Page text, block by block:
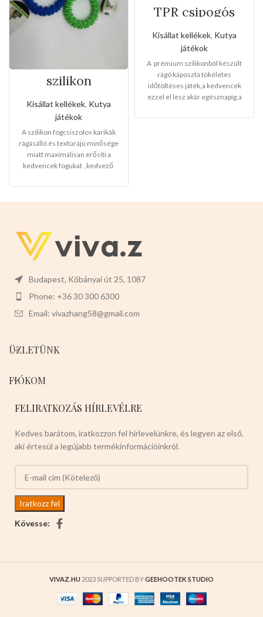
szilikon
karikák
Kisállat kellékek, Kutya
játékok
A szilikon fogcsiszolos karikák
rágásálló és textúrájú minősége
miatt maximálisan erősíti a
kedvencek fogukat ,kedvező
tele rakott autókkal megy haza.
ön nyugodtan a termék magas
minőségét!
TPR csipogós
rágó káposzta
játék
Kisállat kellékek, Kutya
játékok
A prémium szilikonból készült
rágó káposzta tökéletes
időtöltéses játék,a kedvencek
ezzel el lesz akár egésznapig,a
6,4x6,8x12cmSzínei:-
Budapest, Kőbányai út 25, 1087
Phone: +36 30 300 6300
Email: vivazhang58@gmail.com
ÜZLETÜNK
FIÓKOM
FELIRATKOZÁS HÍRLEVÉLRE
Kedves barátom, iratkozzon fel hírlevelünkre, és legyen az első,
aki értesül a legújabb termékinformációinkról.
Kövesse:
VIVAZ.HU 2023 SUPPORTED BYGEEHOOTEK STUDIO